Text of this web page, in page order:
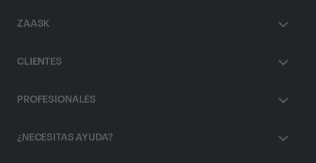
ZAASK
CLIENTES
PROFESIONALES
¿NECESITAS AYUDA?